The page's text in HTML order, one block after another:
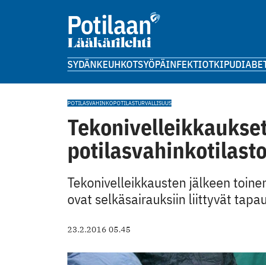
SYDÄNKEUHKOTSYÖPÄINFEKTIOTKIPU
POTILASVAHINKOPOTILASTURVALLISUUS
Tekonivelleikkausten jälkeen
ovat selkäsairauksiin liittyvät
23.2.2016 05.45